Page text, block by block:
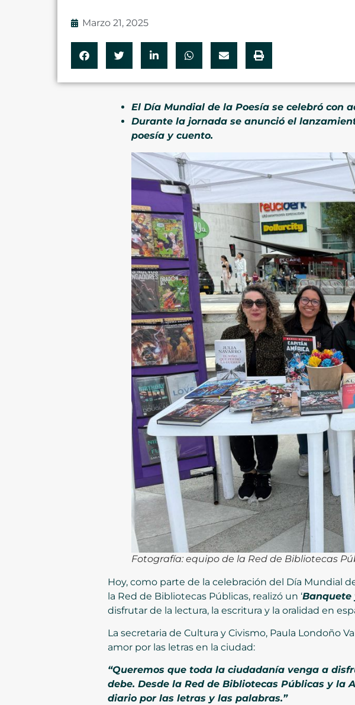
Marzo 21, 2025
El Día Mundial de la Poesía se celebró con
Durante la jornada se anunció el
poesía y cuento.
Fotografía: equipo de la Red de Bibliotecas
Hoy, como parte de la celebración del Día Mundial
la Red de Bibliotecas Públicas, realizó un ‘Banquete
disfrutar de la lectura, la escritura y la oralidad en
La secretaria de Cultura y Civismo, Paula Londoño
amor por las letras en la ciudad:
“Queremos que toda la ciudadanía venga a
debe. Desde la Red de Bibliotecas Públicas y
diario por las letras y las palabras.”